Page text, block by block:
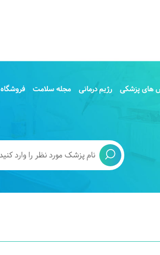
، بهترین پزشک متخصص داخلی ریه
غیرحضوری و آنلاین) ، بهترین
، بهترین پزشک متخصص زنان، زایمان و
، بهترین پزشک متخصص داخلی ریه
لهراسب ، بهترین پزشک متخصص
آباده ، بهترین پزشک متخصص جراحی
شیراز ، بهترین پزشک متخصص قلب و
از سینا پزشک
پزشکی رژیم درمانی مجله سلامت فروشگاه